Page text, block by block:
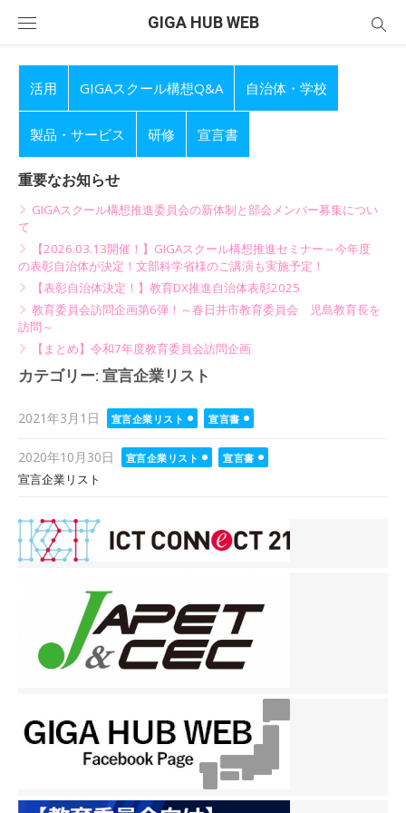
GIGA HUB WEB
活用 GIGAスクール構想Q&A 自治体・学校
製品・サービス 研修 宣言書
重要なお知らせ
GIGAスクール構想推進委員会の新体制と部会メンバー募集につい
て
【2026.03.13開催！】GIGAスクール構想推進セミナー～今年度
の表彰自治体が決定！文部科学省様のご講演も実施予定！
【表彰自治体決定！】教育DX推進自治体表彰2025
教育委員会訪問企画第6弾！～春日井市教育委員会 児島教育長を
訪問～
【まとめ】令和7年度教育委員会訪問企画
カテゴリー: 宣言企業リスト
Posted
2021年3月1日 宣言企業リスト 宣言書
Posted
on
2020年10月30日 宣言企業リスト
宣言書
宣言企業リスト